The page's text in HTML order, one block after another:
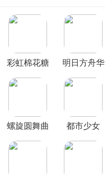
彩虹棉花糖
明日方舟华
螺旋圆舞曲
都市少女